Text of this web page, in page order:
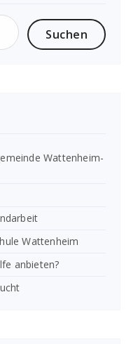
Wattenheim-
Wattenheim
anbieten?